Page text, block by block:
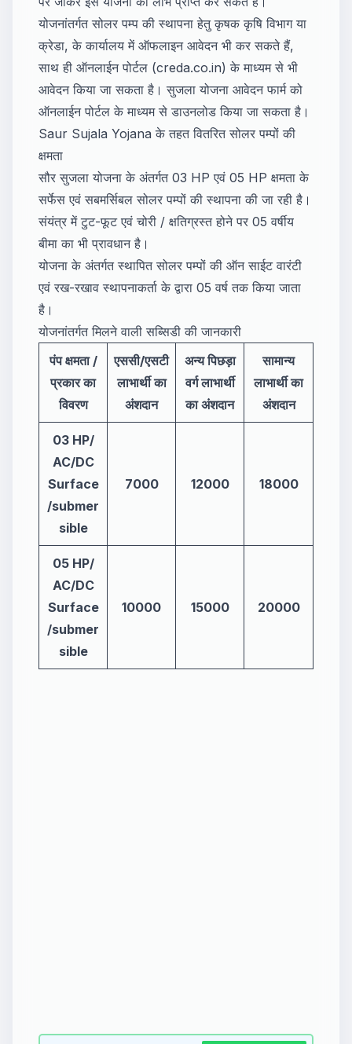
योजनांतर्गत सोलर पम्प की स्थापना हेतु कृषक कृषि विभाग या
क्रेडा, के कार्यालय में ऑफलाइन आवेदन भी कर सकते हैं,
साथ ही ऑनलाईन पोर्टल (creda.co.in) के माध्यम से भी
आवेदन किया जा सकता है। सुजला योजना आवेदन फार्म को
ऑनलाईन पोर्टल के माध्यम से डाउनलोड किया जा सकता है।
Saur Sujala Yojana के तहत वितरित सोलर पम्पों की
क्षमता
सौर सुजला योजना के अंतर्गत 03 HP एवं 05 HP क्षमता के
सर्फेस एवं सबमर्सिबल सोलर पम्पों की स्थापना की जा रही है।
संयंत्र में टुट-फूट एवं चोरी / क्षतिग्रस्त होने पर 05 वर्षीय
बीमा का भी प्रावधान है।
योजना के अंतर्गत स्थापित सोलर पम्पों की ऑन साईट वारंटी
एवं रख-रखाव स्थापनाकर्ता के द्वारा 05 वर्ष तक किया जाता
है।
योजनांतर्गत मिलने वाली सब्सिडी की जानकारी
पंप क्षमता /
प्रकार का
विवरण
एससी/एसटी
लाभार्थी का
अंशदान
अन्य पिछड़ा
वर्ग लाभार्थी
का अंशदान
सामान्य
लाभार्थी का
अंशदान
03 HP/
AC/DC
Surface
/submer
sible
7000 12000 18000
05 HP/
AC/DC
Surface
/submer
sible
10000 15000 20000